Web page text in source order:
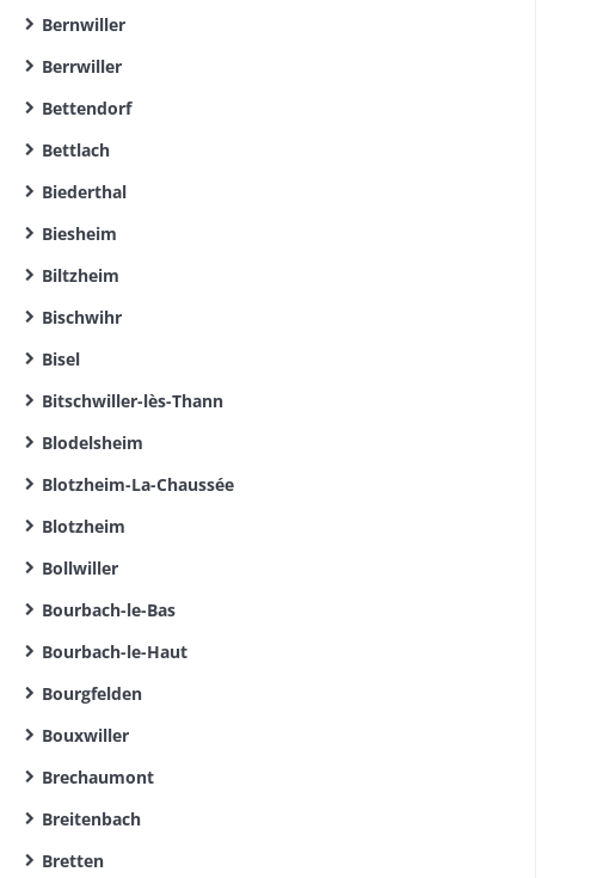
Bernwiller
Berrwiller
Bettendorf
Bettlach
Biederthal
Biesheim
Biltzheim
Bischwihr
Bisel
Bitschwiller-lès-Thann
Blodelsheim
Blotzheim-La-Chaussée
Blotzheim
Bollwiller
Bourbach-le-Bas
Bourbach-le-Haut
Bourgfelden
Bouxwiller
Brechaumont
Breitenbach
Bretten